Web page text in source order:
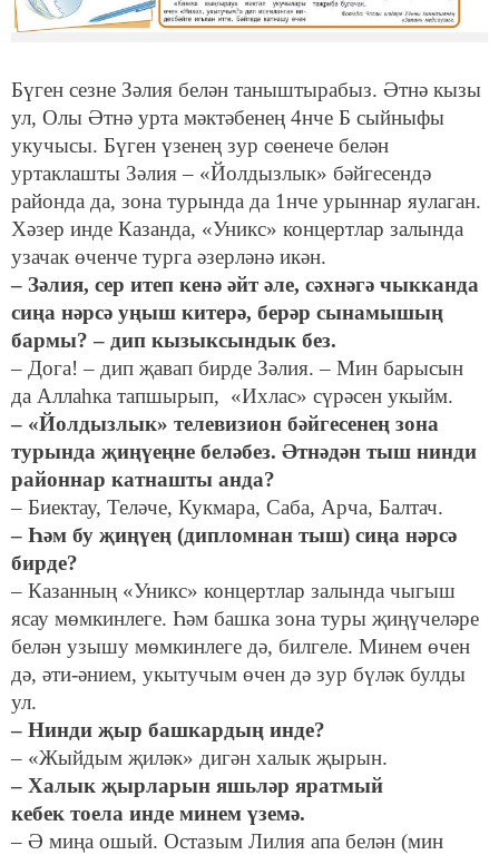
Бүген сезне Зәлия белән таныштырабыз. Әтнә кызы
ул, Олы Әтнә урта мәктәбенең 4нче Б сыйныфы
укучысы. Бүген үзенең зур сөенече белән
уртаклашты Зәлия – «Йолдызлык» бәйгесендә
районда да, зона турында да 1нче урыннар яулаган.
Хәзер инде Казанда, «Уникс» концертлар залында
узачак өченче турга әзерләнә икән.
– Зәлия, сер итеп кенә әйт әле, сәхнәгә чыкканда
сиңа нәрсә уңыш китерә, берәр сынамышың
бармы? – дип кызыксындык без.
– Дога! – дип җавап бирде Зәлия. – Мин барысын
да Аллаһка тапшырып, «Ихлас» сүрәсен укыйм.
– «Йолдызлык» телевизион бәйгесенең зона
турында җиңүеңне беләбез. Әтнәдән тыш нинди
районнар катнашты анда?
– Биектау, Теләче, Кукмара, Саба, Арча, Балтач.
– Һәм бу җиңүең (дипломнан тыш) сиңа нәрсә
бирде?
– Казанның «Уникс» концертлар залында чыгыш
ясау мөмкинлеге. Һәм башка зона туры җиңүчеләре
белән узышу мөмкинлеге дә, билгеле. Минем өчен
дә, әти-әнием, укытучым өчен дә зур бүләк булды
ул.
– Нинди җыр башкардың инде?
– «Жыйдым җиләк» дигән халык җырын.
– Халык җырларын яшьләр яратмый
кебек тоела инде минем үземә.
– Ә миңа ошый. Остазым Лилия апа белән (мин